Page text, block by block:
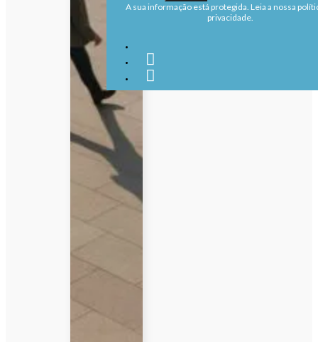
A sua informação está protegida. Leia a nossa
privacidade.